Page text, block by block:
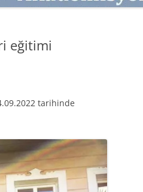
INTERDISCIPLINARY REFLECTIONS
HIZLI MODA TÜKETICILERININ
PAZARLAMADA YENI USTALIK
PAZARLAMA TEMELLERI
SATMAK
eğitimi
tarihinde